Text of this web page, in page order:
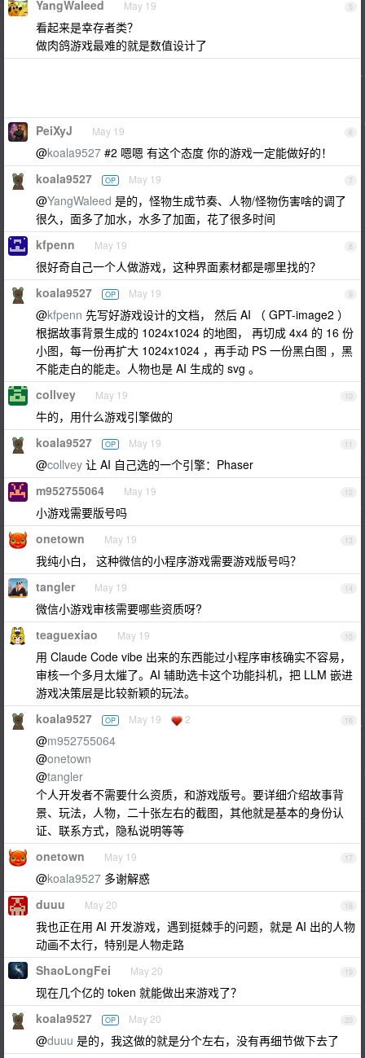
5
YangWaleed May 19
看起来是幸存者类？
做肉鸽游戏最难的就是数值设计了
6
PeiXyJ May 19
@koala9527 #2 嗯嗯 有这个态度 你的游戏一定能做好的！
7
koala9527 OP May 19
@YangWaleed 是的，怪物生成节奏、人物/怪物伤害啥的调了
很久，面多了加水，水多了加面，花了很多时间
8
kfpenn May 19
很好奇自己一个人做游戏，这种界面素材都是哪里找的？
9
koala9527 OP May 19
@kfpenn 先写好游戏设计的文档， 然后 AI （ GPT-image2 ）
根据故事背景生成的 1024x1024 的地图， 再切成 4x4 的 16 份
小图，每一份再扩大 1024x1024 ，再手动 PS 一份黑白图 ，黑
不能走白的能走。人物也是 AI 生成的 svg 。
10
collvey May 19
牛的，用什么游戏引擎做的
11
koala9527 OP May 19
@collvey 让 AI 自己选的一个引擎：Phaser
12
m952755064 May 19
小游戏需要版号吗
13
onetown May 19
我纯小白， 这种微信的小程序游戏需要游戏版号吗？
14
tangler May 19
微信小游戏审核需要哪些资质呀?
15
teaguexiao May 19
用 Claude Code vibe 出来的东西能过小程序审核确实不容易，
审核一个多月太熣了。AI 辅助选卡这个功能抖机，把 LLM 嵌进
游戏决策层是比较新颖的玩法。
16
koala9527 OP May 19 2
@m952755064
@onetown
@tangler
个人开发者不需要什么资质，和游戏版号。要详细介绍故事背
景、玩法，人物，二十张左右的截图，其他就是基本的身份认
证、联系方式，隐私说明等等
17
onetown May 19
@koala9527 多谢解惑
18
duuu May 20
我也正在用 AI 开发游戏，遇到挺棘手的问题，就是 AI 出的人物
动画不太行，特别是人物走路
19
ShaoLongFei May 20
现在几个亿的 token 就能做出来游戏了？
20
koala9527 OP May 20
@duuu 是的，我这做的就是分个左右，没有再细节做下去了